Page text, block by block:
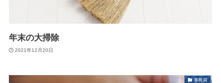
年末の大掃除
2021年12月20日
事務局